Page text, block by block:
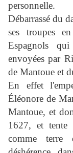
personnelle.
Débarrassé du
ses troupes
Espagnols
envoyées par
de Mantoue et
En effet
Éléonore de
Mantoue, et
1627, et tente
comme